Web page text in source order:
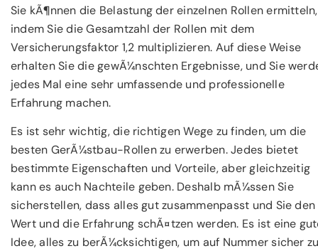
Sie kÃ¶nnen die Belastung der einzelnen Rollen ermitteln,
indem Sie die Gesamtzahl der Rollen mit dem
Versicherungsfaktor 1,2 multiplizieren. Auf diese Weise
erhalten Sie die gewÃ¼nschten Ergebnisse, und Sie
jedes Mal eine sehr umfassende und professionelle
Erfahrung machen.
Es ist sehr wichtig, die richtigen Wege zu finden, um die
besten GerÃ¼stbau-Rollen zu erwerben. Jedes bietet
bestimmte Eigenschaften und Vorteile, aber gleichzeitig
kann es auch Nachteile geben. Deshalb mÃ¼ssen Sie
sicherstellen, dass alles gut zusammenpasst und Sie den
Wert und die Erfahrung schÃ¤tzen werden. Es ist eine
Idee, alles zu berÃ¼cksichtigen, um auf Nummer sicher